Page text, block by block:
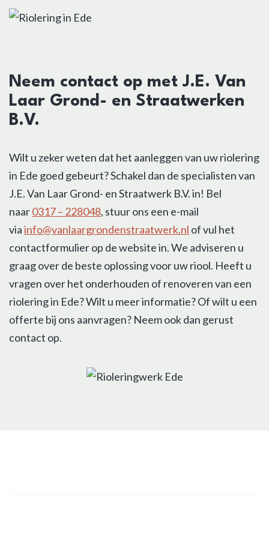
Neem contact op met J.E. Van
Laar Grond- en Straatwerken
B.V.
Wilt u zeker weten dat het aanleggen van uw riolering
in Ede goed gebeurt? Schakel dan de specialisten van
J.E. Van Laar Grond- en Straatwerk B.V. in! Bel
naar0317 – 228048, stuur ons een e-mail
viainfo@vanlaargrondenstraatwerk.nl of vul het
contactformulier op de website in. We adviseren u
graag over de beste oplossing voor uw riool. Heeft u
vragen over het onderhouden of renoveren van een
riolering in Ede? Wilt u meer informatie? Of wilt u een
offerte bij ons aanvragen? Neem ook dan gerust
contact op.